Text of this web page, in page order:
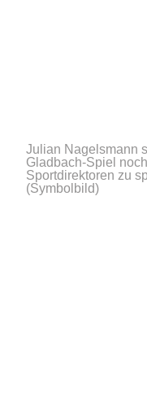
Julian Nagelsmann
Gladbach-Spiel
Sportdirektoren zu
(Symbolbild)